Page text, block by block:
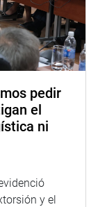
pedir
el
ni
y el